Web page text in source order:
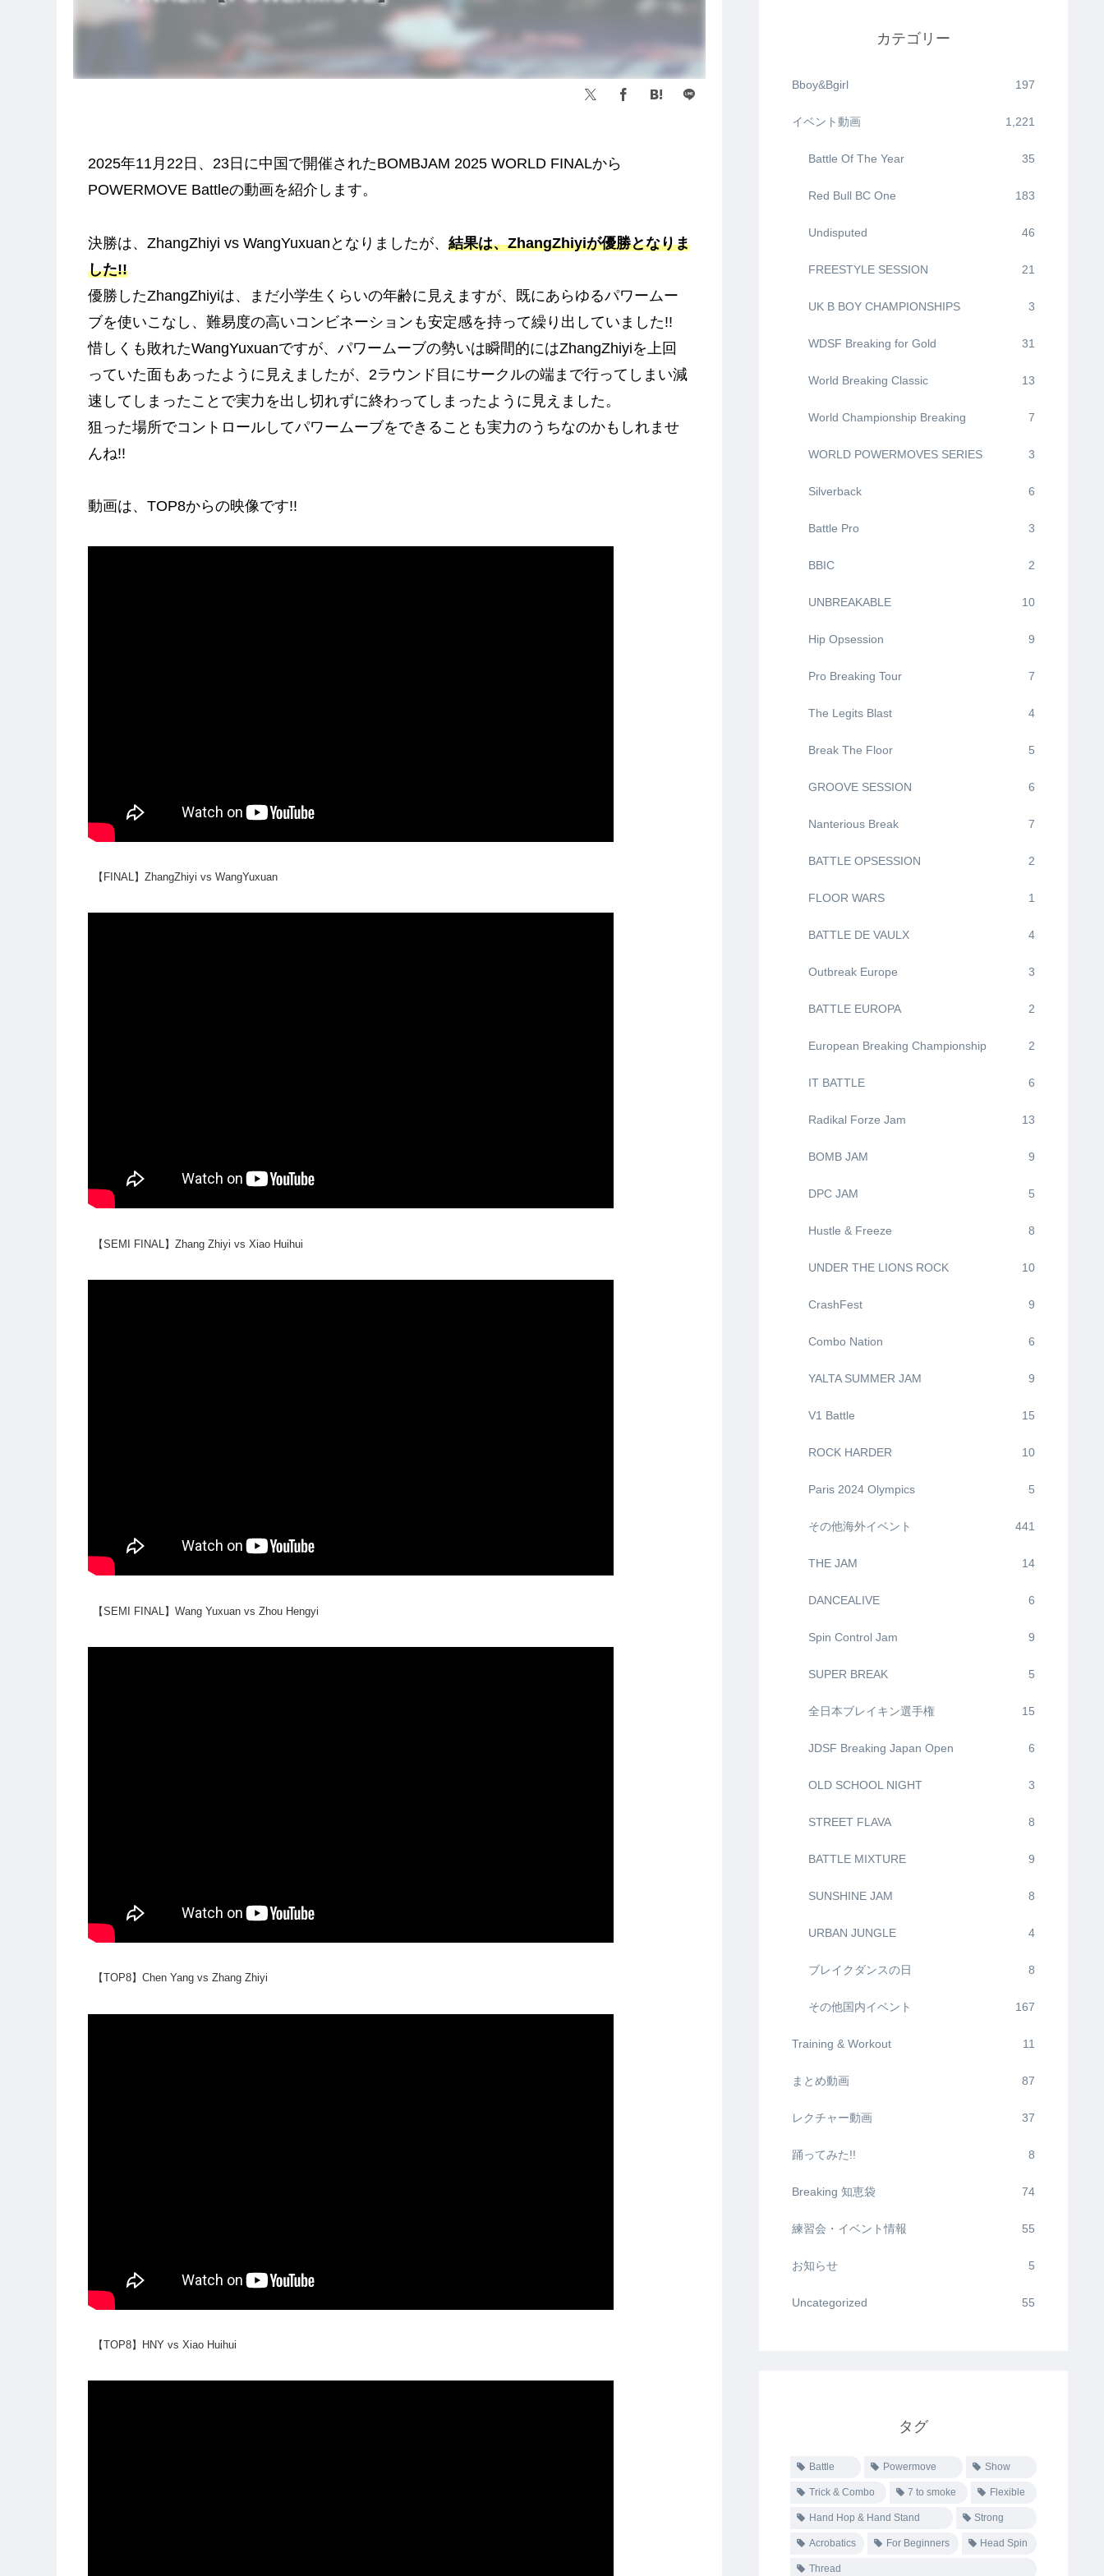
2025年11月22日、23日に中国で開催されたBOMBJAM 2025 WORLD FINALから
POWERMOVE Battleの動画を紹介します。
決勝は、ZhangZhiyi vs WangYuxuanとなりましたが、 結果は、ZhangZhiyiが優勝となりま
した!!
優勝したZhangZhiyiは、まだ小学生くらいの年齢に見えますが、既にあらゆるパワームー
ブを使いこなし、難易度の高いコンビネーションも安定感を持って繰り出していました!!
惜しくも敗れたWangYuxuanですが、パワームーブの勢いは瞬間的にはZhangZhiyiを上回
っていた面もあったように見えましたが、2ラウンド目にサークルの端まで行ってしまい減
速してしまったことで実力を出し切れずに終わってしまったように見えました。
狙った場所でコントロールしてパワームーブをできることも実力のうちなのかもしれませ
んね!!
動画は、TOP8からの映像です!!
【FINAL】ZhangZhiyi vs WangYuxuan
【SEMI FINAL】Zhang Zhiyi vs Xiao Huihui
【SEMI FINAL】Wang Yuxuan vs Zhou Hengyi
【TOP8】Chen Yang vs Zhang Zhiyi
【TOP8】HNY vs Xiao Huihui
カテゴリー
Bboy&Bgirl 197
イベント動画 1,221
Battle Of The Year 35
Red Bull BC One 183
Undisputed 46
FREESTYLE SESSION 21
UK B BOY CHAMPIONSHIPS 3
WDSF Breaking for Gold 31
World Breaking Classic 13
World Championship Breaking 7
WORLD POWERMOVES SERIES 3
Silverback 6
Battle Pro 3
BBIC 2
UNBREAKABLE 10
Hip Opsession 9
Pro Breaking Tour 7
The Legits Blast 4
Break The Floor 5
GROOVE SESSION 6
Nanterious Break 7
BATTLE OPSESSION 2
FLOOR WARS 1
BATTLE DE VAULX 4
Outbreak Europe 3
BATTLE EUROPA 2
European Breaking Championship 2
IT BATTLE 6
Radikal Forze Jam 13
BOMB JAM 9
DPC JAM 5
Hustle & Freeze 8
UNDER THE LIONS ROCK 10
CrashFest 9
Combo Nation 6
YALTA SUMMER JAM 9
V1 Battle 15
ROCK HARDER 10
Paris 2024 Olympics 5
その他海外イベント 441
THE JAM 14
DANCEALIVE 6
Spin Control Jam 9
SUPER BREAK 5
全日本ブレイキン選手権 15
JDSF Breaking Japan Open 6
OLD SCHOOL NIGHT 3
STREET FLAVA 8
BATTLE MIXTURE 9
SUNSHINE JAM 8
URBAN JUNGLE 4
ブレイクダンスの日 8
その他国内イベント 167
Training & Workout 11
まとめ動画 87
レクチャー動画 37
踊ってみた!! 8
Breaking 知恵袋 74
練習会・イベント情報 55
お知らせ 5
Uncategorized 55
タグ
Battle Powermove Show
Trick & Combo 7 to smoke Flexible
Hand Hop & Hand Stand Strong
Acrobatics For Beginners Head Spin
Thread